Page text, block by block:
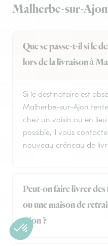
Malherbe-sur-Ajon
Que se passe-t-il si le
lors de la livraison à
Si le destinataire est
Malherbe-sur-Ajon
chez un voisin ou en
possible, il vous
nouveau créneau de
Peut-on faire livrer
ou une maison de
Ajon ?